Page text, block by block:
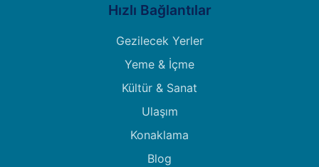
Hızlı Bağlantılar
Gezilecek Yerler
Yeme & İçme
Kültür & Sanat
Ulaşım
Konaklama
Blog